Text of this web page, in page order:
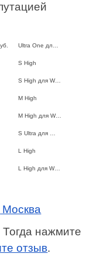
Ultra One дл…
S High
S High для W…
M High
M High для W…
S Ultra для …
L High
L High для W…
Москва
нажмите
отзыв.